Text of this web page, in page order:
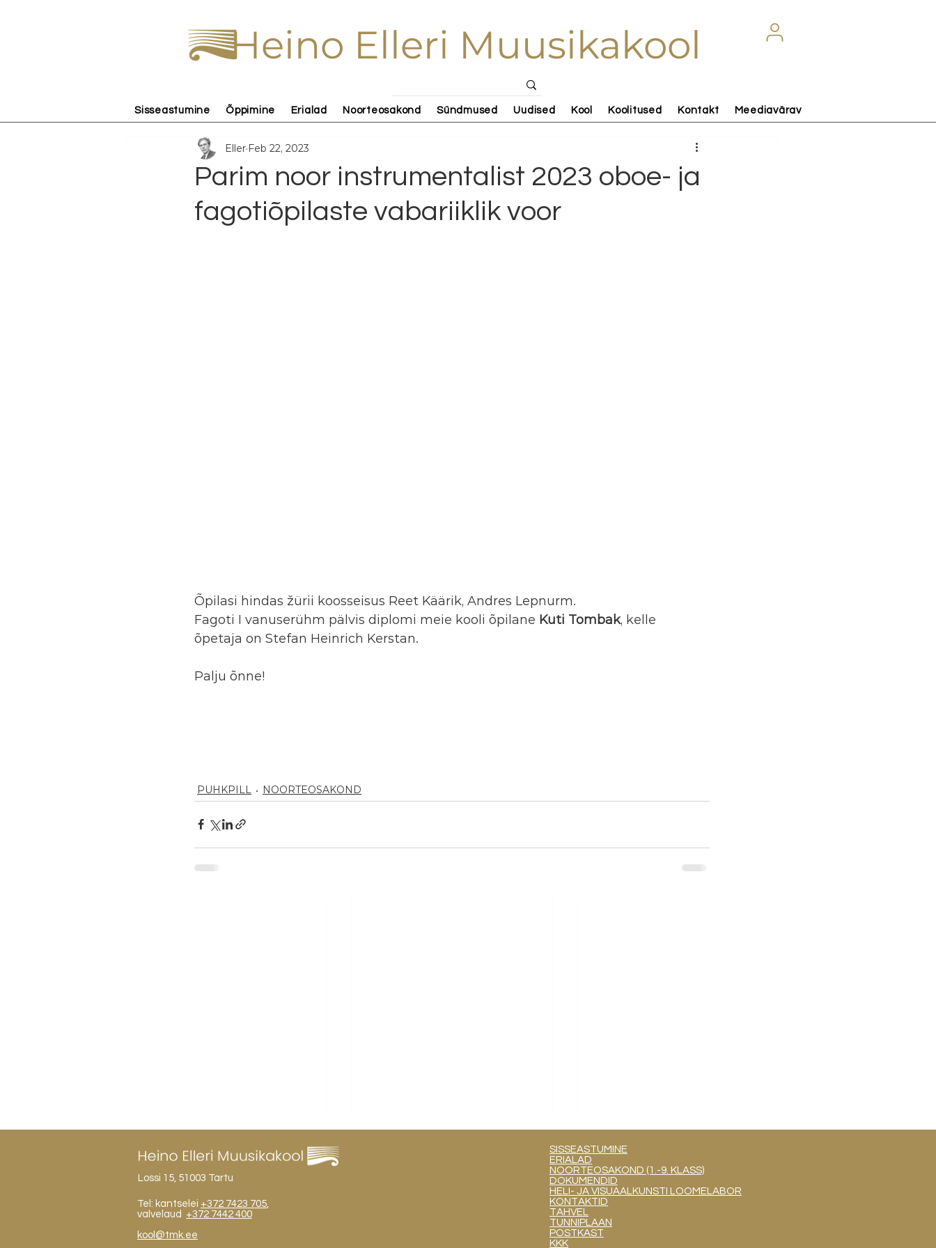
Heino Elleri Muusikakool
Sisseastumine Õppimine Erialad Noorteosakond Sündmused Uudised Kool Koolitused Kontakt Meediavärav
Parim noor instrumentalist 2023 oboe- ja
fagotiõpilaste vabariiklik voor
Eller Feb 22, 2023
Õpilasi hindas žürii koosseisus Reet Käärik, Andres Lepnurm.
Fagoti I vanuserühm pälvis diplomi meie kooli õpilane Kuti Tombak, kelle
õpetaja on Stefan Heinrich Kerstan.
Palju õnne!
PUHKPILL NOORTEOSAKOND
Lossi 15, 51003 Tartu
Tel: kantselei +372 7423 705,
valvelaud +372 7442 400
kool@tmk.ee
SISSEASTUMINE
ERIALAD
NOORTEOSAKOND (1.-9. KLASS)
DOKUMENDID
HELI- JA VISUAALKUNSTI LOOMELABOR
KONTAKTID
TAHVEL
TUNNIPLAAN
POSTKAST
KKK